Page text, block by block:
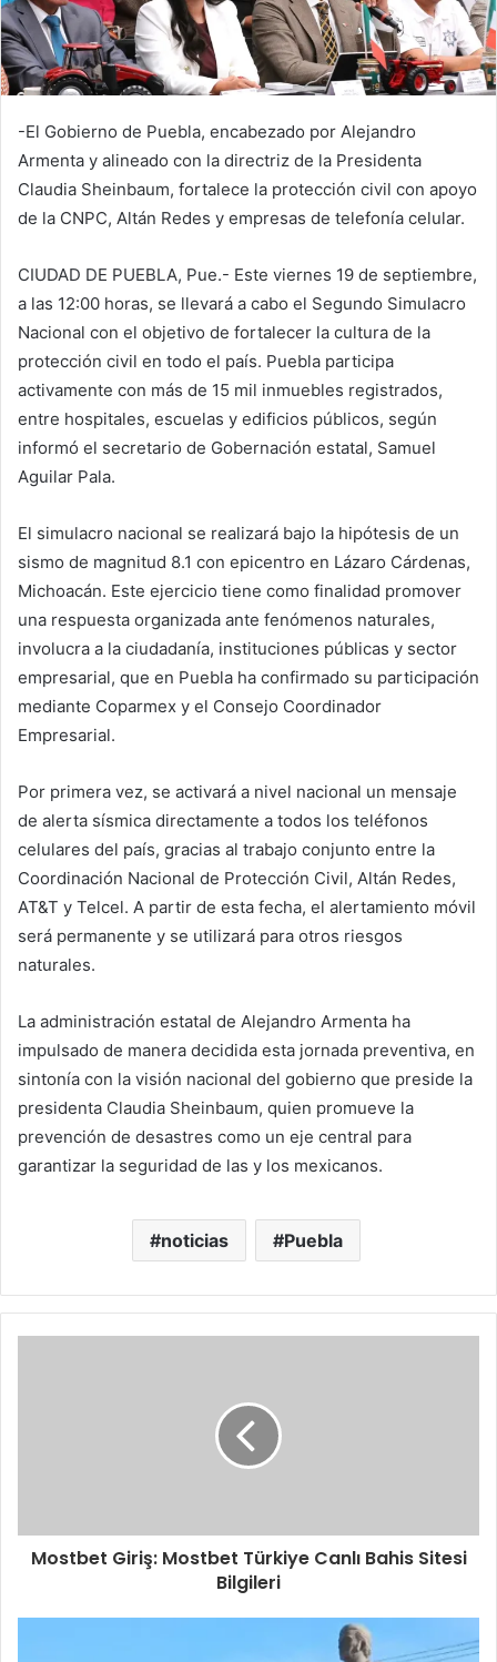
-El Gobierno de Puebla, encabezado por Alejandro
Armenta y alineado con la directriz de la Presidenta
Claudia Sheinbaum, fortalece la protección civil con apoyo
de la CNPC, Altán Redes y empresas de telefonía celular.
CIUDAD DE PUEBLA, Pue.- Este viernes 19 de septiembre,
a las 12:00 horas, se llevará a cabo el Segundo Simulacro
Nacional con el objetivo de fortalecer la cultura de la
protección civil en todo el país. Puebla participa
activamente con más de 15 mil inmuebles registrados,
entre hospitales, escuelas y edificios públicos, según
informó el secretario de Gobernación estatal, Samuel
Aguilar Pala.
El simulacro nacional se realizará bajo la hipótesis de un
sismo de magnitud 8.1 con epicentro en Lázaro Cárdenas,
Michoacán. Este ejercicio tiene como finalidad promover
una respuesta organizada ante fenómenos naturales,
involucra a la ciudadanía, instituciones públicas y sector
empresarial, que en Puebla ha confirmado su participación
mediante Coparmex y el Consejo Coordinador
Empresarial.
Por primera vez, se activará a nivel nacional un mensaje
de alerta sísmica directamente a todos los teléfonos
celulares del país, gracias al trabajo conjunto entre la
Coordinación Nacional de Protección Civil, Altán Redes,
AT&T y Telcel. A partir de esta fecha, el alertamiento móvil
será permanente y se utilizará para otros riesgos
naturales.
La administración estatal de Alejandro Armenta ha
impulsado de manera decidida esta jornada preventiva, en
sintonía con la visión nacional del gobierno que preside la
presidenta Claudia Sheinbaum, quien promueve la
prevención de desastres como un eje central para
garantizar la seguridad de las y los mexicanos.
noticias Puebla
Mostbet Giriş: Mostbet Türkiye Canlı Bahis Sitesi
Bilgileri